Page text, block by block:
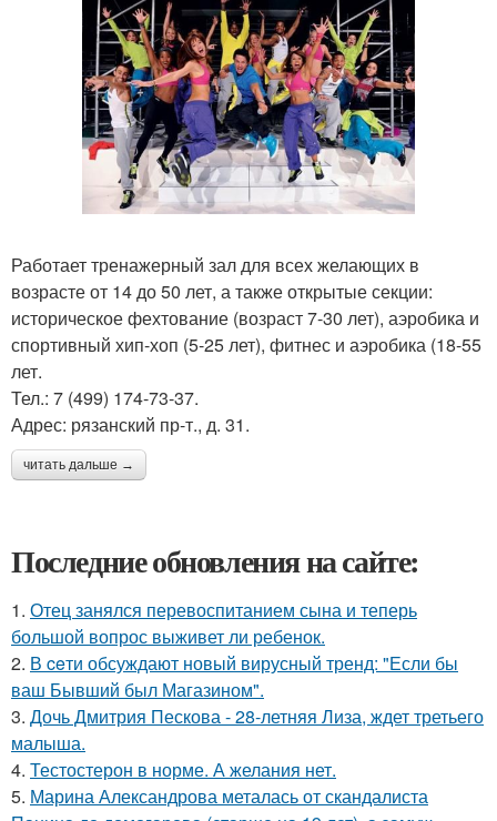
Работает тренажерный зал для всех желающих в
возрасте от 14 до 50 лет, а также открытые секции:
историческое фехтование (возраст 7-30 лет), аэробика и
спортивный хип-хоп (5-25 лет), фитнес и аэробика (18-55
лет.
Тел.: 7 (499) 174-73-37.
Адрес: рязанский пр-т., д. 31.
читать дальше →
Последние обновления на сайте:
1. Отец занялся перевоспитанием сына и теперь
большой вопрос выживет ли ребенок.
2. В ceти обсуждают новый вирусный тренд: "Если бы
ваш Бывший был Магазином".
3. Дочь Дмитрия Пескова - 28-летняя Лиза, ждет третьего
малыша.
4. Тестостерон в норме. А желания нет.
5. Марина Александрова металась от скандалиста